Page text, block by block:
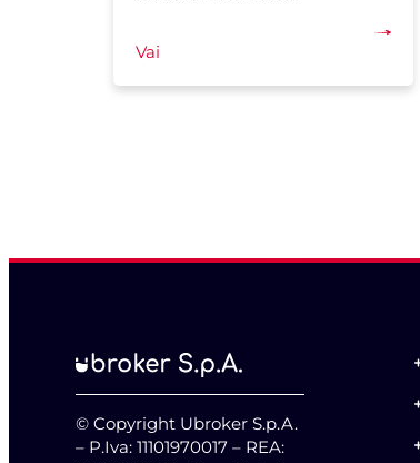
Vai
© Copyright Ubroker S.p.A.
– P.Iva: 11101970017 – REA: